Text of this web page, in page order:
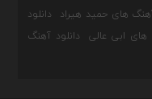
های حمید هیراد
دانلود
های ابی عالی
دانلود آهنگ